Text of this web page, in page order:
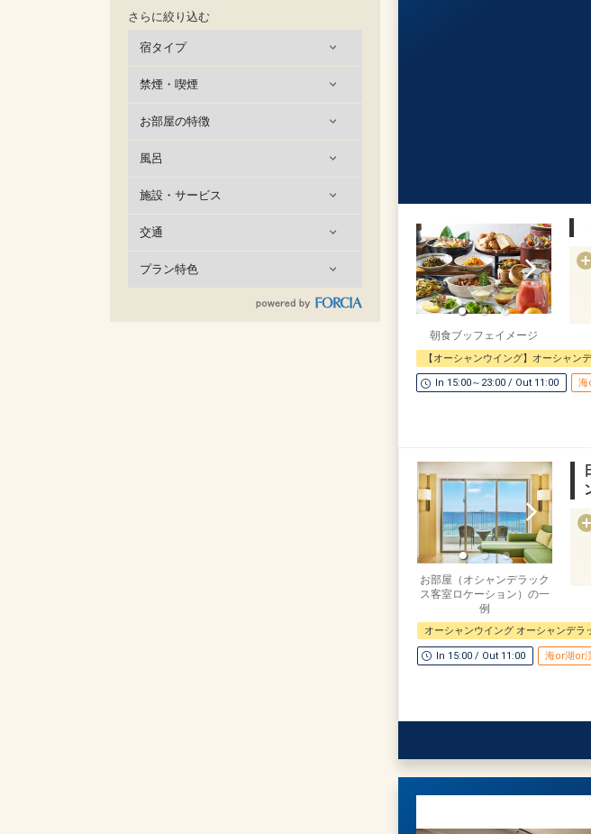
さらに絞り込む
宿タイプ
禁煙・喫煙
お部屋の特徴
風呂
施設・サービス
交通
プラン特色
朝食ブッフェイメージ
【オーシャンウイング】オーシャン
In 15:00～23:00 / Out 11:00 海
お部屋（オシャンデラック
ス客室ロケーション）の一
例
オーシャンウイング オーシャンデラ
In 15:00 / Out 11:00 海or湖or